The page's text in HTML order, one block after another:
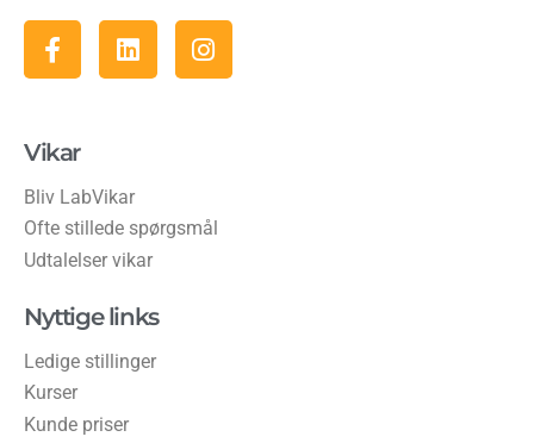
Vikar
Bliv LabVikar
Ofte stillede spørgsmål
Udtalelser vikar
Nyttige links
Ledige stillinger
Kurser
Kunde priser